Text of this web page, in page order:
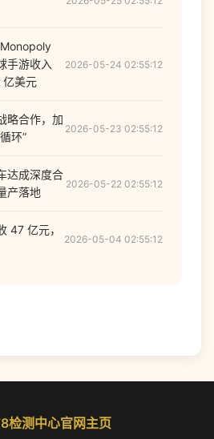
手游收入
亿美元
2026-05-24 02:55:12
略合作，加
环”
2026-05-23 02:55:12
达成深度合
产落地
2026-05-22 02:55:12
47 亿元，
2026-05-04 02:55:12
检测中心官网主页